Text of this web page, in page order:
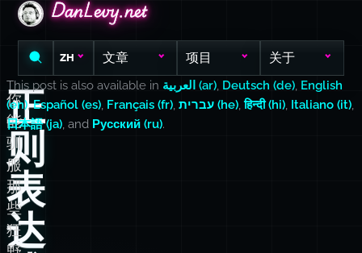
DanLevy.net
DanLevy.net
DanLevy.net
ZH 文章 项目 关于
正
则
表
达
你
能
驯
服
那
些
狂
This post is also available in العربية (ar), Deutsch (de), English
(en),Español (es), Français (fr), עברית (he),हिन्दी (hi), Italiano (it),
日本語 (ja), and Русский (ru).